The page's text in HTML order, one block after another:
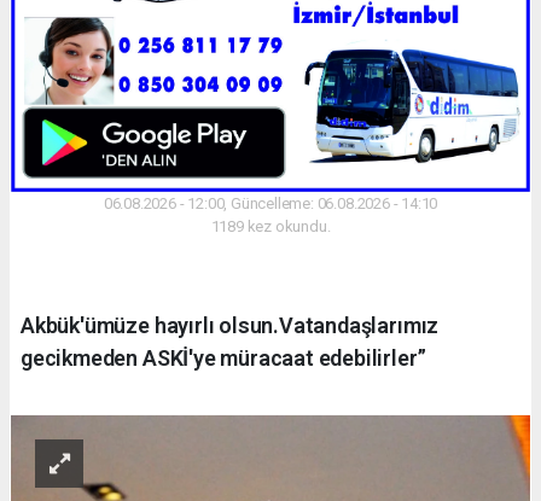
06.08.2026 - 12:00, Güncelleme: 06.08.2026 - 14:10
1189 kez okundu.
Akbük'ümüze hayırlı olsun.Vatandaşlarımız
gecikmeden ASKİ'ye müracaat edebilirler”